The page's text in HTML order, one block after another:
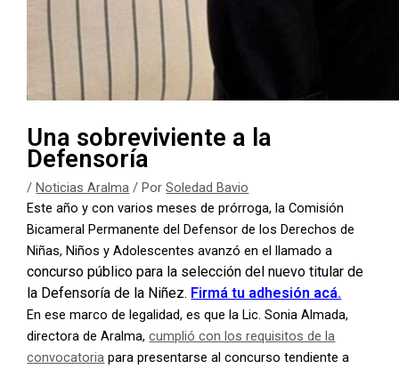
Una sobreviviente a la
Defensoría
/Noticias Aralma / PorSoledad Bavio
Este año y con varios meses de prórroga, la Comisión
Bicameral Permanente del Defensor de los Derechos de
Niñas, Niños y Adolescentes avanzó en el llamado a
concurso público para la selección del nuevo titular de
la Defensoría de la Niñez. Firmá tu adhesión acá.
En ese marco de legalidad, es que la Lic. Sonia Almada,
directora de Aralma,cumplió con los requisitos de la
convocatoria para presentarse al concurso tendiente a